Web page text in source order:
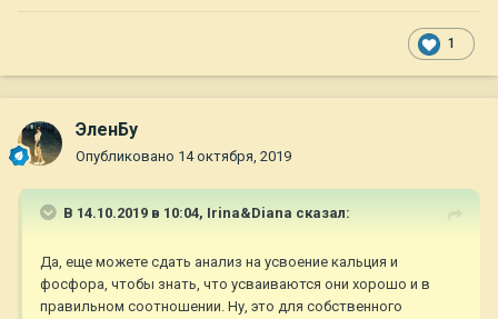
1
ЭленБу
Опубликовано 14 октября, 2019
В 14.10.2019 в 10:04, Irina&Diana сказал:
Да, еще можете сдать анализ на усвоение кальция и
фосфора, чтобы знать, что усваиваются они хорошо и в
правильном соотношении. Ну, это для собственного